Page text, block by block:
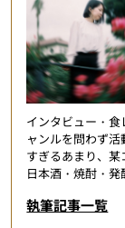
インタビュー・
ャンルを問わず
すぎるあまり、某
日本酒・焼酎・発
執筆記事一覧